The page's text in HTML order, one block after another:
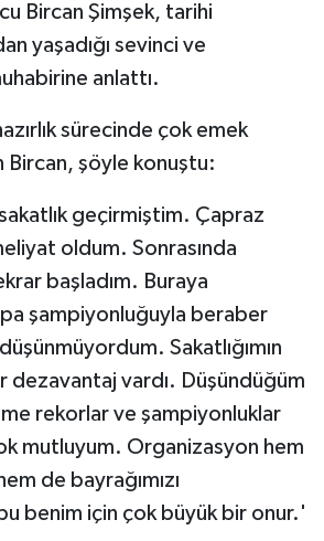
Bircan Şimşek, tarihi
yaşadığı sevinci ve
anlattı.
sürecinde çok emek
şöyle konuştu:
geçirmiştim. Çapraz
oldum. Sonrasında
başladım. Buraya
şampiyonluğuyla beraber
Sakatlığımın
dezavantaj vardı. Düşündüğüm
rekorlar ve şampiyonluklar
mutluyum. Organizasyon hem
de bayrağımızı
benim için çok büyük bir onur.'